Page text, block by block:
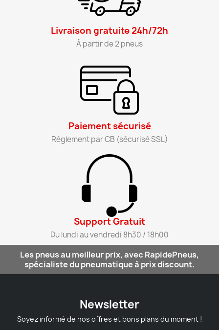
Livraison gratuite 24h/72h​
À partir de 2 pneus​
Paiement sécurisé​
Règlement par CB (sécurisé SSL)​
Support Gratuit​
Du lundi au vendredi 8h30 / 18h00​
Les pneus au meilleur prix, avec RapidePneus,
spécialiste du pneumatique à prix discount.
Newsletter
Soyez informé de nos offres et bons plans du moment !